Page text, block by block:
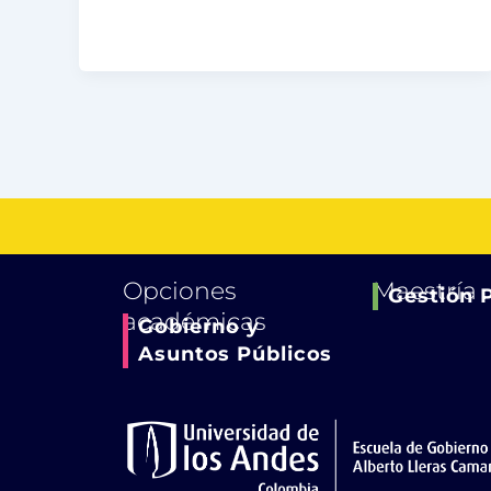
Opciones
académicas
Gobierno y
Asuntos Públicos
Maestría
Gestión